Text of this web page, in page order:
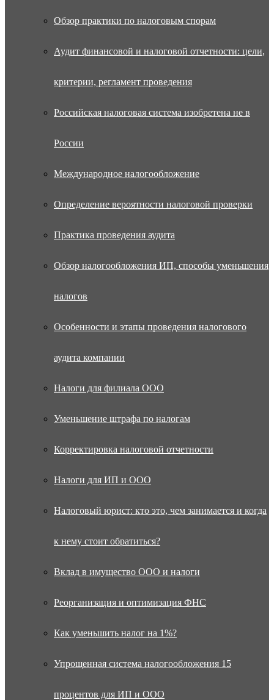
Обзор практики по налоговым спорам
Аудит финансовой и налоговой отчетности: цели,
критерии, регламент проведения
Российская налоговая система изобретена не в
России
Международное налогообложение
Определение вероятности налоговой проверки
Практика проведения аудита
Обзор налогообложения ИП, способы уменьшения
налогов
Особенности и этапы проведения налогового
аудита компании
Налоги для филиала ООО
Уменьшение штрафа по налогам
Корректировка налоговой отчетности
Налоги для ИП и ООО
Налоговый юрист: кто это, чем занимается и когда
к нему стоит обратиться?
Вклад в имущество ООО и налоги
Реорганизация и оптимизация ФНС
Как уменьшить налог на 1%?
Упрощенная система налогообложения 15
процентов для ИП и ООО